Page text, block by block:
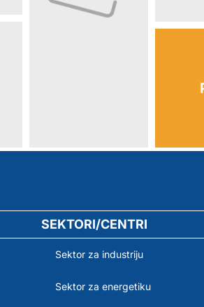
SEKTORI/CENTRI
Sektor za industriju
Sektor za energetiku